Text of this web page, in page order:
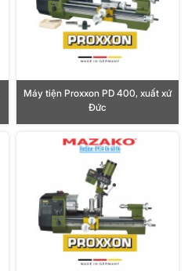
Máy tiện Proxxon PD 400, xuất xứ
Đức